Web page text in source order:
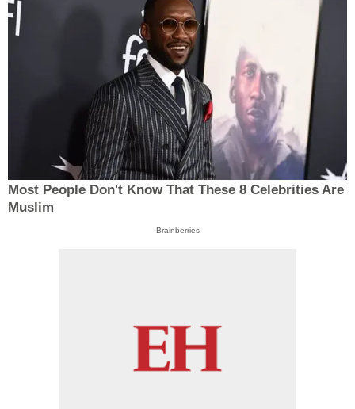
Most People Don't Know That These 8 Celebrities Are
Muslim
Brainberries